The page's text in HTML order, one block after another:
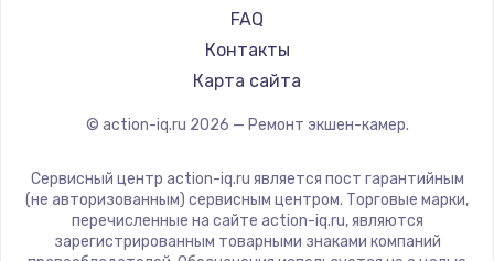
FAQ
Контакты
Карта сайта
© action-iq.ru 2026 — Ремонт экшен-камер.
Сервисный центр action-iq.ru является пост гарантийным
(не авторизованным) сервисным центром. Торговые марки,
перечисленные на сайте action-iq.ru, являются
зарегистрированным товарными знаками компаний